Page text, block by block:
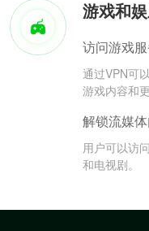
游戏和
访问游戏
通过VPN可
游戏内容和
解锁流媒
用户可以访
和电视剧。